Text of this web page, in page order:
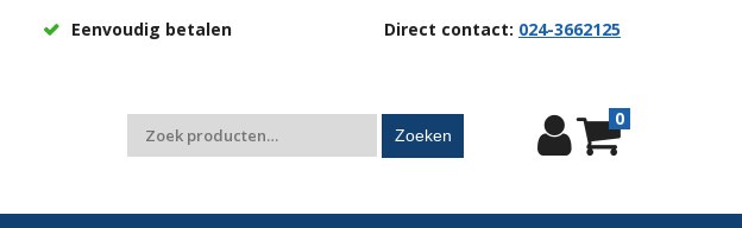
Eenvoudig betalen Direct contact: 024-3662125
Zoeken
naar:
Zoeken
0